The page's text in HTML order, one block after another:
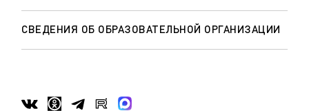
СВЕДЕНИЯ ОБ ОБРАЗОВАТЕЛЬНОЙ ОРГАНИЗАЦИИ